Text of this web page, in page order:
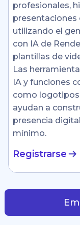
profesionales,
utilizando el
con IA de
plantillas de
Las
IA y funciones
como
ayudan a
presencia
mínimo.
Registrarse